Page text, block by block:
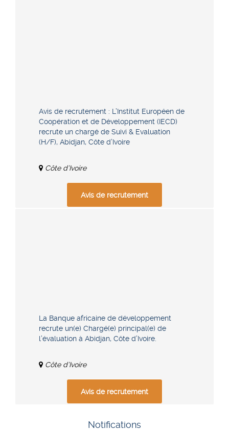
Avis de recrutement : L’Institut Européen de
Coopération et de Développement (IECD)
recrute un chargé de Suivi & Evaluation
(H/F), Abidjan, Côte d’Ivoire
Côte d’Ivoire
Avis de recrutement
La Banque africaine de développement
recrute un(e) Chargé(e) principal(e) de
l’évaluation à Abidjan, Côte d’Ivoire.
Côte d’Ivoire
Avis de recrutement
Notifications